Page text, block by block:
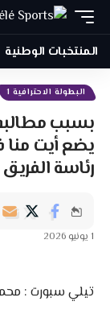
المنتخبات الوطنية
البطولة الاحترافية 1
بسبب مطالبه
يضع أيت منا
رئاسة الفريق
تيلي سبورت : محمد